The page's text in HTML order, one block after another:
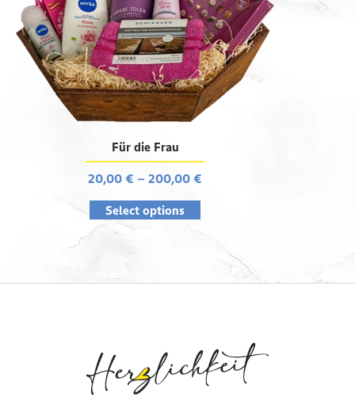
Für die Frau
20,00€ –200,00€
Select options